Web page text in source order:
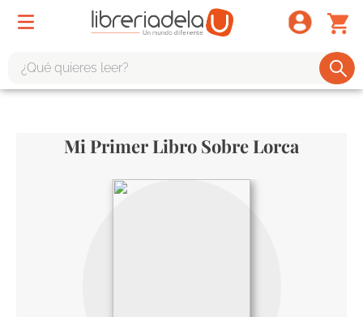
Mi Primer Libro Sobre Lorca
harry potter